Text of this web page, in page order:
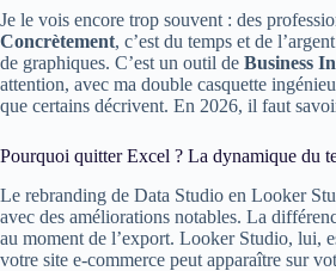
Je le vois encore trop souvent : des
Concrètement, c’est du temps et de
de graphiques. C’est un outil de Business
attention, avec ma double casquette
que certains décrivent. En 2026, il faut
Pourquoi quitter Excel ? La dynamique du
Le rebranding de Data Studio en Looker
avec des améliorations notables. La
au moment de l’export. Looker Studio, lui,
votre site e-commerce peut apparaître sur